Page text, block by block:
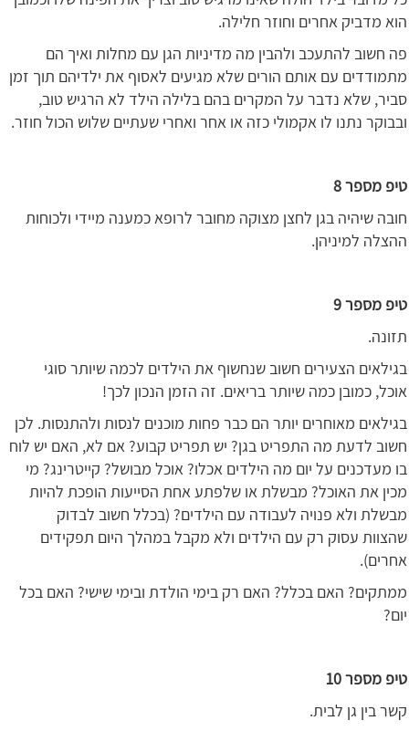
הוא מדביק אחרים וחוזר חלילה.
פה חשוב להתעכב ולהבין מה מדיניות הגן עם מחלות ואיך הם
מתמודדים עם אותם הורים שלא מגיעים לאסוף את ילדיהם תוך זמן
סביר, שלא נדבר על המקרים בהם בלילה הילד לא הרגיש טוב,
ובבוקר נתנו לו אקמולי כזה או אחר ואחרי שעתיים שלוש הכול חוזר.
טיפ מספר 8
חובה שיהיה בגן לחצן מצוקה מחובר לרופא כמענה מיידי ולכוחות
ההצלה למיניהן.
טיפ מספר 9
תזונה.
בגילאים הצעירים חשוב שנחשוף את הילדים לכמה שיותר סוגי
אוכל, כמובן כמה שיותר בריאים. זה הזמן הנכון לכך!
בגילאים מאוחרים יותר הם כבר פחות מוכנים לנסות ולהתנסות. לכן
חשוב לדעת מה התפריט בגן? יש תפריט קבוע? אם לא, האם יש לוח
בו מעדכנים על יום מה הילדים אכלו? אוכל מבושל? קייטרינג? מי
מכין את האוכל? מבשלת או שלפתע אחת הסייעות הופכת להיות
מבשלת ולא פנויה לעבודה עם הילדים? (בכלל חשוב לבדוק
שהצוות עסוק רק עם הילדים ולא מקבל במהלך היום תפקידים
אחרים).
ממתקים? האם בכלל? האם רק בימי הולדת ובימי שישי? האם בכל
יום?
טיפ מספר 10
קשר בין גן לבית.